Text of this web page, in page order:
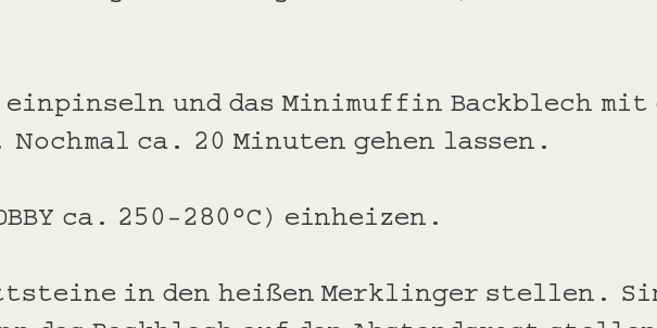
und das Minimuffin Backblech mit
ca. 20 Minuten gehen lassen.
ca. 250-280°C) einheizen.
in den heißen Merklinger stellen.